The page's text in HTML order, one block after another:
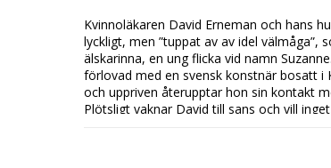
Kvinnoläkaren David Erneman och hans
lyckligt, men ”tuppat av av idel
älskarinna, en ung flicka vid namn
förlovad med en svensk konstnär bosatt i
och uppriven återupptar hon sin kontakt
Plötsligt vaknar David till sans och vill